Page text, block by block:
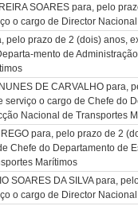
SOARES para, pelo
o cargo de Director
pelo prazo de 2 (dois) anos,
mento de
DE CARVALHO para,
serviço o cargo de Chefe do
Nacional de Transportes
para, pelo prazo de 2
Chefe do Departamento de
Marítimos
SOARES DA SILVA para,
o cargo de Director